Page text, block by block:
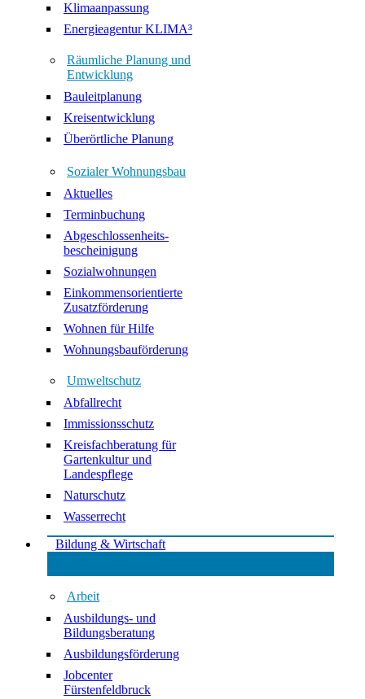
Klimaanpassung
Energieagentur KLIMA³
Räumliche Planung und
Entwicklung
Bauleitplanung
Kreisentwicklung
Überörtliche Planung
Sozialer Wohnungsbau
Aktuelles
Terminbuchung
Abgeschlossenheits-
bescheinigung
Sozialwohnungen
Einkommensorientierte
Zusatzförderung
Wohnen für Hilfe
Wohnungsbauförderung
Umweltschutz
Abfallrecht
Immissionsschutz
Kreisfachberatung für
Gartenkultur und
Landespflege
Naturschutz
Wasserrecht
Bildung & Wirtschaft
Arbeit
Ausbildungs- und
Bildungsberatung
Ausbildungsförderung
Jobcenter
Fürstenfeldbruck